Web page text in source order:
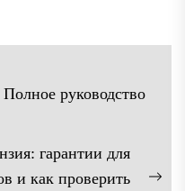
руководство
гарантии для
и как проверить